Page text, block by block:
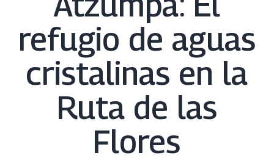
refugio de aguas
cristalinas en la
Ruta de las
Flores